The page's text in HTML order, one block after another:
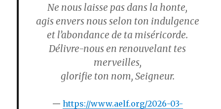
Ne nous laisse pas dans la honte,
agis envers nous selon ton indulgence
et l’abondance de ta miséricorde.
Délivre-nous en renouvelant tes
merveilles,
glorifie ton nom, Seigneur.
https://www.aelf.org/2026-03-